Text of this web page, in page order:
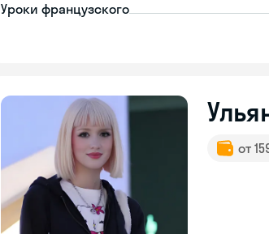
Уроки французского
от